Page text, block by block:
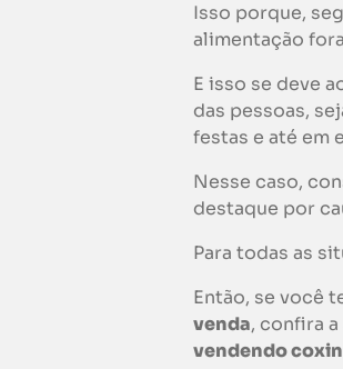
Isso porque,
alimentação
E isso se deve
das pessoas,
festas e até em
Nesse caso,
destaque por
Para todas as
Então, se você
venda, confira
vendendo